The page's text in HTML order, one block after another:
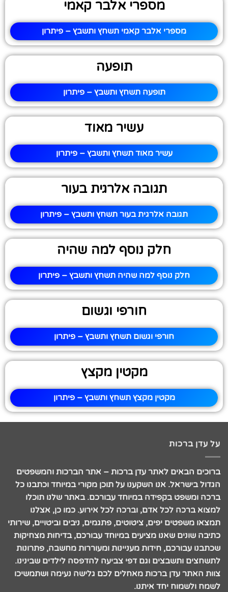
מספרי אלבר קאמי
מספרי אלבר קאמי תשחץ ותשבץ – פיתרון
תופעה
תופעה תשחץ ותשבץ – פיתרון
עשיר מאוד
עשיר מאוד תשחץ ותשבץ – פיתרון
תגובה אלרגית בעור
תגובה אלרגית בעור תשחץ ותשבץ – פיתרון
חלק נוסף למה שהיה
חלק נוסף למה שהיה תשחץ ותשבץ – פיתרון
חורפי וגשום
חורפי וגשום תשחץ ותשבץ – פיתרון
מקטין מקצץ
מקטין מקצץ תשחץ ותשבץ – פיתרון
על עדן ברכות
ברוכים הבאים לאתר עדן ברכות – אתר הברכות והמשפטים
הגדול בישראל. אנו השקענו על תוכן מקורי במיוחד וכתבנו כל
ברכה ומשפט בקפידה במיוחד עבורכם. באתר שלנו תוכלו
למצוא ברכה לכל אדם, וברכה לכל אירוע. כמו כן, אצלנו
תמצאו משפטים יפים, ציטוטים, פתגמים, ניבים וביטויים, שירותי
כתיבה שונים שאנו מציעים במיוחד עבורכם, בדיחות מצחיקות
שכתבנו עבורכם, חידות מעניינות ומעוררות מחשבה, פתרונות
לתשחצים ותשבצים וגם דפי צביעה להדפסה לילדים שבינינו.
צוות האתר עדן ברכות מאחלים לכם גלישה נעימה ושתמשיכו
לשמח ולשמוח יחד איתנו.